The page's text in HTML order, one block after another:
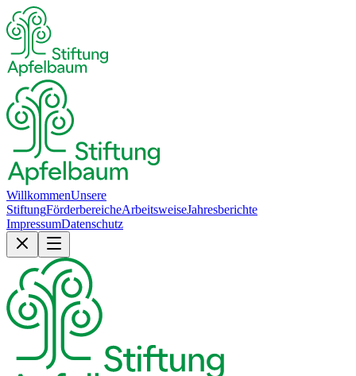
WillkommenUnsere
StiftungFörderbereicheArbeitsweiseJahresberichte
ImpressumDatenschutz